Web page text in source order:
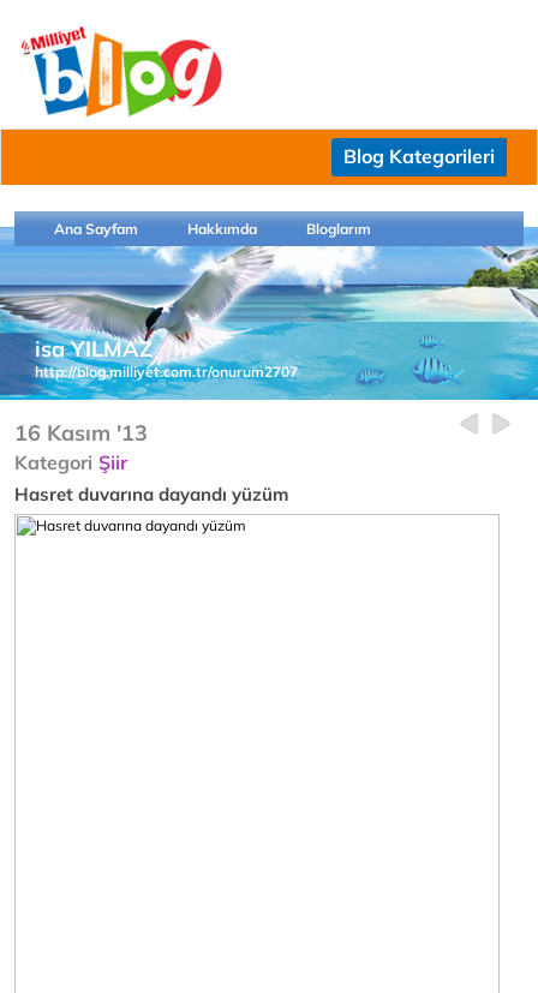
Blog Kategorileri
Ana Sayfam Hakkımda Bloglarım
isa YILMAZ
http://blog.milliyet.com.tr/onurum2707
16 Kasım '13
Kategori Şiir
Hasret duvarına dayandı yüzüm